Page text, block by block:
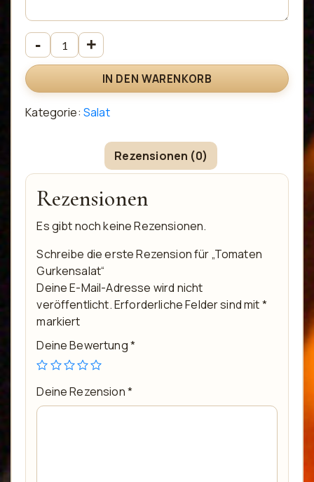
IN DEN WARENKORB
Kategorie: Salat
Rezensionen (0)
Rezensionen
Es gibt noch keine Rezensionen.
Schreibe die erste Rezension für „Tomaten
Gurkensalat“
Deine E-Mail-Adresse wird nicht
veröffentlicht.Erforderliche Felder sind mit*
markiert
Deine Bewertung*
Deine Rezension*